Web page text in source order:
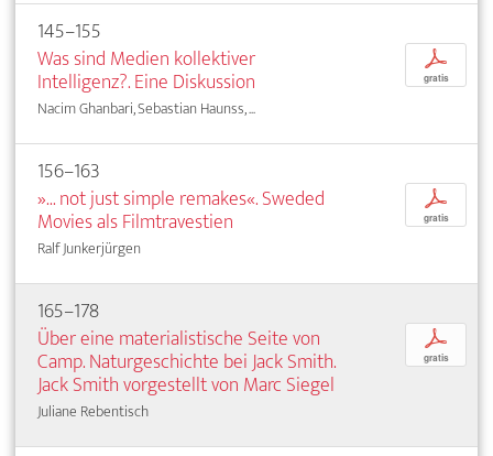
145–155
Was sind Medien kollektiver
Intelligenz?. Eine Diskussion
Nacim Ghanbari, Sebastian Haunss, ...
p
gratis
156–163
»... not just simple remakes«. Sweded
Movies als Filmtravestien
Ralf Junkerjürgen
p
gratis
165–178
Über eine materialistische Seite von
Camp. Naturgeschichte bei Jack Smith.
Jack Smith vorgestellt von Marc Siegel
Juliane Rebentisch
p
gratis